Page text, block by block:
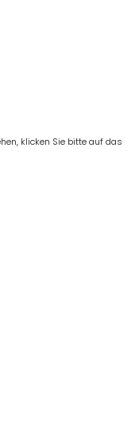
klicken Sie bitte auf das